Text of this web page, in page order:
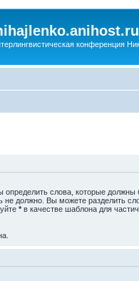
конференция
определить слова, которые должны
не должно. Вы можете разделить
* в качестве шаблона для